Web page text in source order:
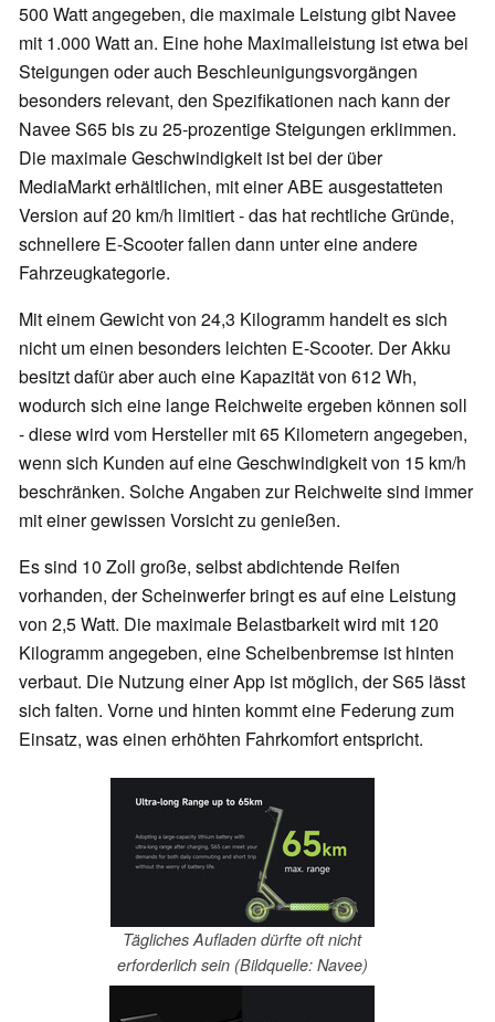
500 Watt angegeben, die maximale Leistung gibt Navee
mit 1.000 Watt an. Eine hohe Maximalleistung ist etwa bei
Steigungen oder auch Beschleunigungsvorgängen
besonders relevant, den Spezifikationen nach kann der
Navee S65 bis zu 25-prozentige Steigungen erklimmen.
Die maximale Geschwindigkeit ist bei der über
MediaMarkt erhältlichen, mit einer ABE ausgestatteten
Version auf 20 km/h limitiert - das hat rechtliche Gründe,
schnellere E-Scooter fallen dann unter eine andere
Fahrzeugkategorie.
Mit einem Gewicht von 24,3 Kilogramm handelt es sich
nicht um einen besonders leichten E-Scooter. Der Akku
besitzt dafür aber auch eine Kapazität von 612 Wh,
wodurch sich eine lange Reichweite ergeben können soll
- diese wird vom Hersteller mit 65 Kilometern angegeben,
wenn sich Kunden auf eine Geschwindigkeit von 15 km/h
beschränken. Solche Angaben zur Reichweite sind immer
mit einer gewissen Vorsicht zu genießen.
Es sind 10 Zoll große, selbst abdichtende Reifen
vorhanden, der Scheinwerfer bringt es auf eine Leistung
von 2,5 Watt. Die maximale Belastbarkeit wird mit 120
Kilogramm angegeben, eine Scheibenbremse ist hinten
verbaut. Die Nutzung einer App ist möglich, der S65 lässt
sich falten. Vorne und hinten kommt eine Federung zum
Einsatz, was einen erhöhten Fahrkomfort entspricht.
Tägliches Aufladen dürfte oft nicht
erforderlich sein (Bildquelle: Navee)